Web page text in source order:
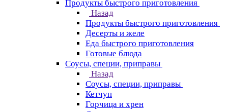
Продукты быстрого приготовления
Назад
Продукты быстрого приготовления
Десерты и желе
Еда быстрого приготовления
Готовые блюда
Соусы, специи, приправы
Назад
Соусы, специи, приправы
Кетчуп
Горчица и хрен